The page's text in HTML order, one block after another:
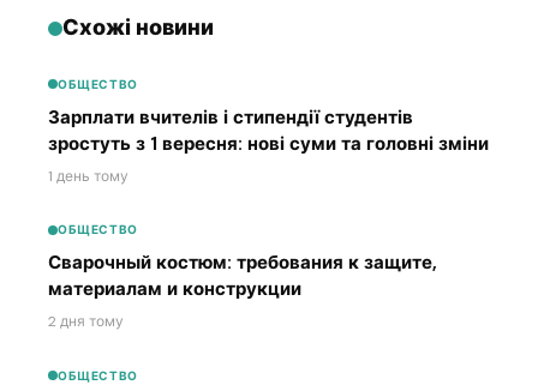
Схожі новини
ОБЩЕСТВО
Зарплати вчителів і стипендії студентів
зростуть з 1 вересня: нові суми та головні зміни
1 день тому
ОБЩЕСТВО
Сварочный костюм: требования к защите,
материалам и конструкции
2 дня тому
ОБЩЕСТВО